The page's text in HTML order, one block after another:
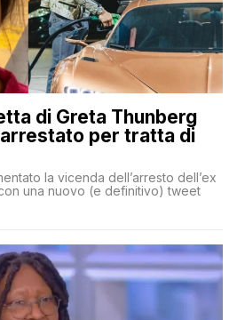
di Greta Thunberg
per tratta di
la vicenda dell’arresto dell’ex
una nuovo (e definitivo) tweet